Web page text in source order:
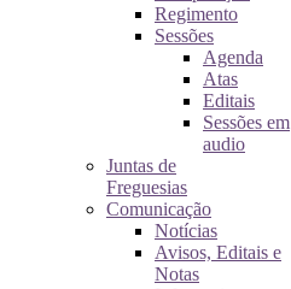
Regimento
Sessões
Agenda
Atas
Editais
Sessões em
audio
Juntas de
Freguesias
Comunicação
Notícias
Avisos, Editais e
Notas